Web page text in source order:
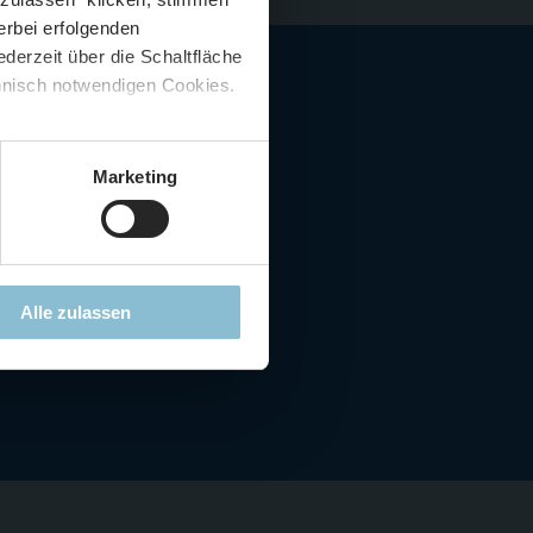
erfolgenden
über die Schaltfläche
notwendigen Cookies.
Marketing
Alle zulassen
so hat sich Gaston
oder einer